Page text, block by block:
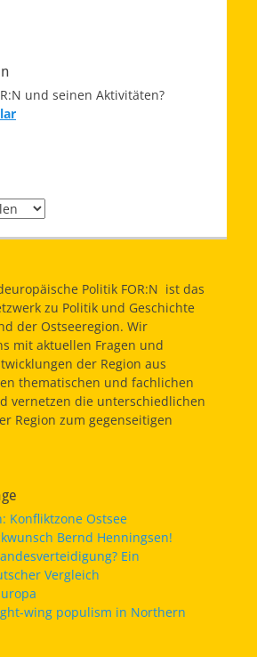
und seinen Aktivitäten?
Politik FOR:N ist das
zu Politik und Geschichte
der Ostseeregion. Wir
mit aktuellen Fragen und
der Region aus
thematischen und fachlichen
vernetzen die unterschiedlichen
Region zum gegenseitigen
Konfliktzone Ostsee
Bernd Henningsen!
Ein
Vergleich
wing populism in Northern